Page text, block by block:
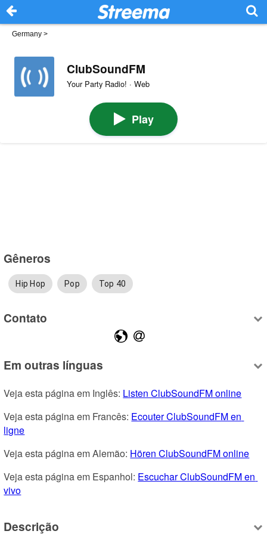
Germany >
ClubSoundFM
Your Party Radio! · Web
Play
Gêneros
Hip Hop Pop Top 40
Contato
Em outras línguas
Veja esta página em Inglês: Listen ClubSoundFM online
Veja esta página em Francês: Ecouter ClubSoundFM en
ligne
Veja esta página em Alemão: Hören ClubSoundFM online
Veja esta página em Espanhol: Escuchar ClubSoundFM en
vivo
Descrição